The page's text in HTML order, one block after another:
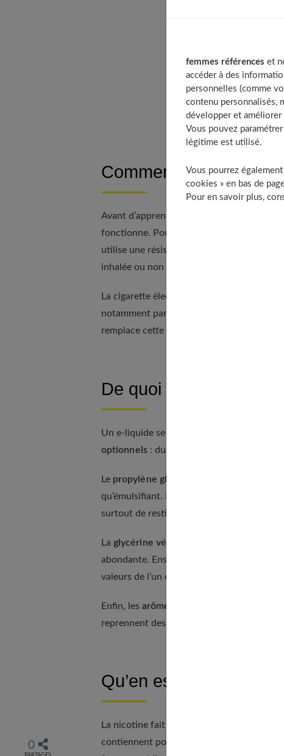
0
Comment
Qu’en est-
Comment
Quelle
Comment fonctionne
Avant d’apprendre à choisir son
fonctionne. Pouvant jouer le
utilise une résistance pour chauffer un e-
inhalée ou non par l’utilisateur.
La cigarette électronique a connu un
notamment par les sensations qu’elle
remplace cette dernière progressivement
De quoi se compose
Un e-liquide se compose
optionnels : du propylène glycol, de la
Le propylène glycol
qu’émulsifiant. Dans un e-liquide c’est ce
surtout de restituer les arômes.
La glycérine végétale
abondante. Ensemble, ces deux
valeurs de l’un et de l’autre varient selon
Enfin, les arômes
reprennent des goûts fruités,
Qu’en est-il de la
La nicotine fait partie du tabac. Comme
contiennent pour favoriser la transition
femmes références et
accéder à des
personnelles (comme
contenu personnalisés,
développer et améliorer
Vous pouvez
légitime est utilisé.
Vous pourrez
cookies » en bas de
Pour en savoir plus,